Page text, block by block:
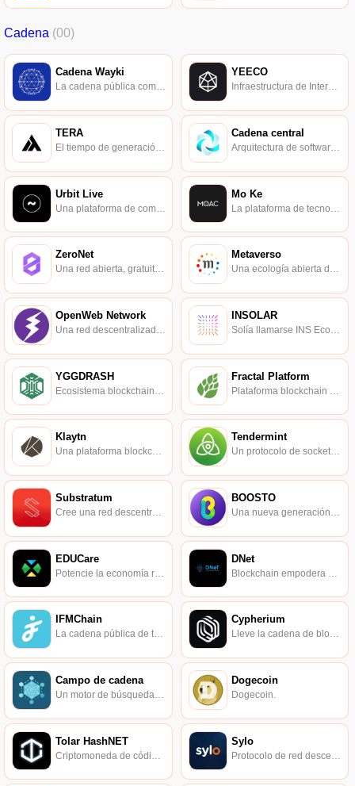
Cadena (00)
Cadena Wayki
La cadena pública comercial blockchain de tercera generación.
YEECO
Infraestructura de Internet descentralizada y de alto rendimiento.
TERA
El tiempo de generación del bloque es de 1 s, el tiempo de confirmación es de 8 s y no hay tarifa de transferencia.
Cadena central
Arquitectura de software y hardware de cadena de bloques, incluido el motor de aceleración de chips y la plataforma subyacente de cadena de bloques.
Urbit Live
Una plataforma de comercio de datos y un navegador web para Planet Urbit.
Mo Ke
ZeroNet
Una red abierta, gratuita y descentralizada.
Metaverso
Una ecología abierta de transferencia de valor digital.
OpenWeb Network
Una red descentralizada de código abierto impulsada por blockchain.
INSOLAR
Solía ​​llamarse INS Ecosystem, una red empresarial descentralizada.
YGGDRASH Fractal Platform
Klaytn
Una plataforma blockchain desarrollada por el gigante de Internet de Corea del Sur Kakao.
Tendermint
Un protocolo de socket de cadena de bloques de código abierto que facilita la implementación de aplicaciones descentralizadas.
Substratum
Cree una red descentralizada basada en blockchain.
BOOSTO
Una nueva generación de tienda de aplicaciones distribuidas de blockchain.
EDUCare
Potencie la economía real con la tecnología básica de cadena de bloques.
DNet
IFMChain
La cadena pública de tercera generación desarrollada de forma independiente por Instinct Blockchain admite el acceso a terminales móviles.
Cypherium
Lleve la cadena de bloques a la era del uso comercial a gran escala.
Campo de cadena
Un motor de búsqueda distribuido entre cadenas basado en la escala de valor para crear una DApp Store en el mundo de la cadena de bloques.
Dogecoin
Dogecoin.
Tolar HashNET Sylo